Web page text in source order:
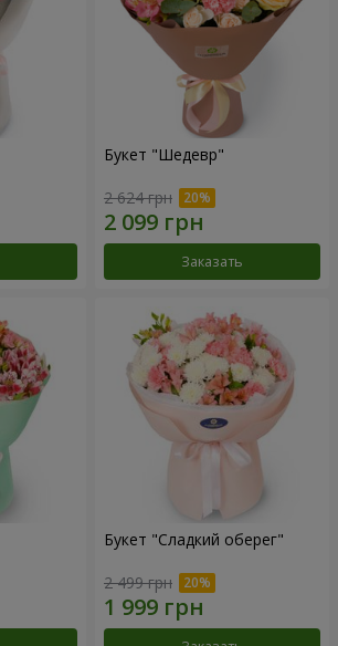
Букет "Шедевр"
2 624 грн
Заказать
Букет "Сладкий оберег"
2 499 грн